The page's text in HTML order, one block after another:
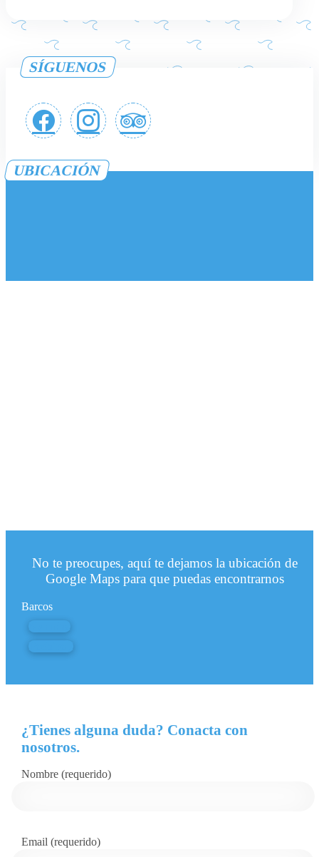
SÍGUENOS
UBICACIÓN
No te preocupes, aquí te dejamos la ubicación de
Google Maps para que puedas encontrarnos
Barcos
¿Tienes alguna duda? Conacta con
nosotros.
Nombre (requerido)
Email (requerido)